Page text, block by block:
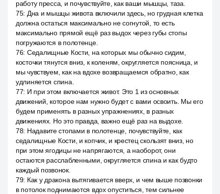
работу пресса, и почувствуйте, как ваши мышцы, таза.
75: Дна и мышцы живота включили здесь, но грудная клетка
должна остаться максимально не согнутой, то есть
максимально прямой ещё раз выдох через губы стопы
погружаются в полотенце.
76: Седалищные Кости, на которых мы обычно сидим,
косточки тянутся вниз, к коленям, округляется поясница, и
мы чувствуем, как на вдохе возвращаемся обратно, как
удлиняется спина.
77: И при этом включается живот. Это 1 из основных
движений, которое нам нужно будет с вами освоить. Мы его
будем применять в разных упражнениях, в разных
движениях. Но это правда, важно ещё раз на выдохе.
78: Надавите стопами в полотенце, почувствуйте, как
седалищные Кости, и копчик, и крестец скользят вниз, но
при этом ягодицы не напрягаются, а наоборот, они
остаются расслабленными, округляется спина и как будто
каждый позвонок.
79: Как у дракона вытягивается вверх, и чем выше позвонки
в потолок поднимаются вдох опуститься, тем сильнее